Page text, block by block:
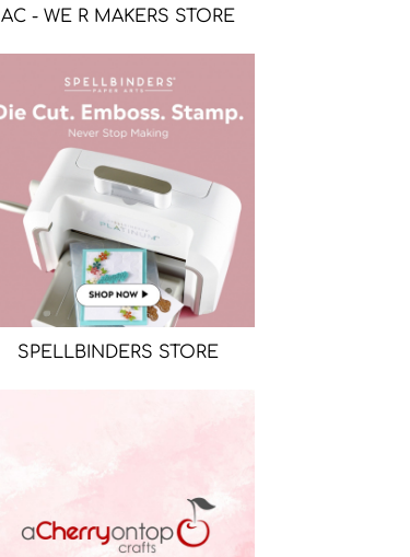
AC - WE R MAKERS STORE
SPELLBINDERS STORE